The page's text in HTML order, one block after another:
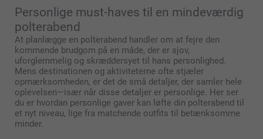
Personlige must-haves til en mindeværdig
polterabend
At planlægge en polterabend handler om at fejre den
kommende brudgom på en måde, der er sjov,
uforglemmelig og skræddersyet til hans personlighed.
Mens destinationen og aktiviteterne ofte stjæler
opmærksomheden, er det de små detaljer, der samler hele
oplevelsen—især når disse detaljer er personlige. Her ser
du er hvordan personlige gaver kan løfte din polterabend til
et nyt niveau, lige fra matchende outfits til betænksomme
minder.